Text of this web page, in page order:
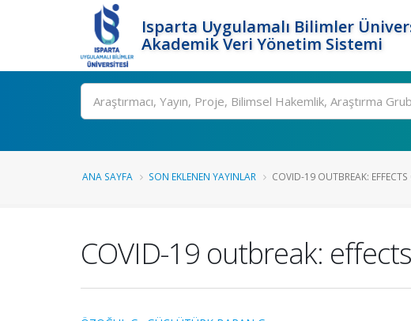
Isparta Uygulamalı Bilimler
Akademik Veri Yönetim Sistemi
Ara
ANA SAYFA SON EKLENEN YAYINLAR COVID-19 OUTBREAK:
COVID-19 outbreak: